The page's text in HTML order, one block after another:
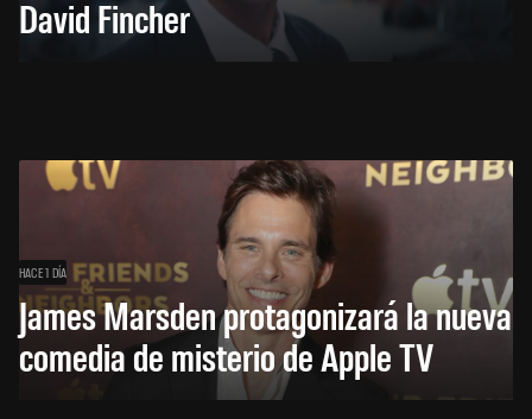
David Fincher
HACE 1 DÍA
James Marsden protagonizará la nueva
comedia de misterio de Apple TV